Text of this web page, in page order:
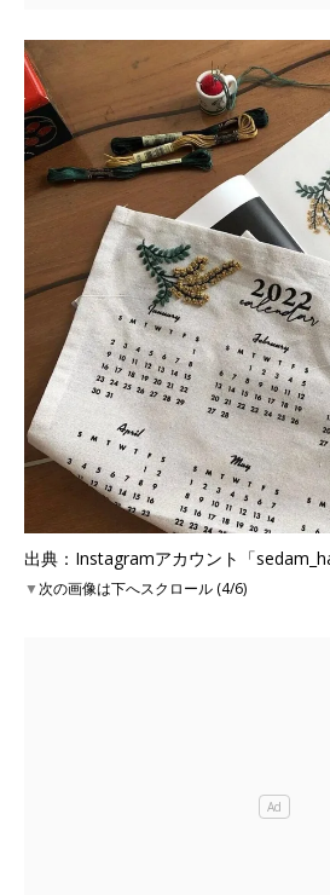
出典：Instagramアカウント「
▼次の画像は下へスクロール (4/6)